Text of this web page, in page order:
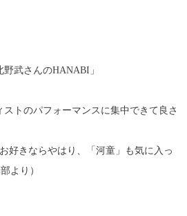
武さんのHANABI」
トのパフォーマンスに集中できて良さ
好きならやはり、「河童」も気に入っ
より）